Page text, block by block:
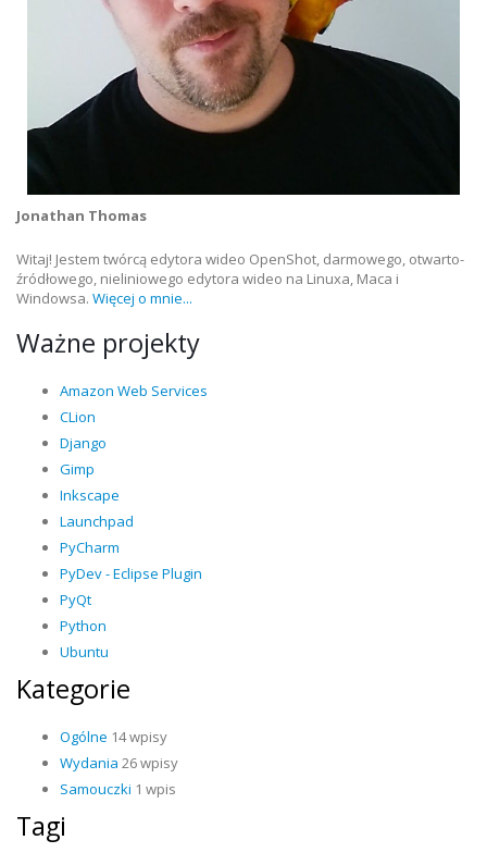
Jonathan Thomas
Witaj! Jestem twórcą edytora wideo OpenShot, darmowego, otwarto-
źródłowego, nieliniowego edytora wideo na Linuxa, Maca i
Windowsa. Więcej o mnie...
Ważne projekty
Amazon Web Services
CLion
Django
Gimp
Inkscape
Launchpad
PyCharm
PyDev - Eclipse Plugin
PyQt
Python
Ubuntu
Kategorie
Ogólne 14 wpisy
Wydania 26 wpisy
Samouczki 1 wpis
Tagi